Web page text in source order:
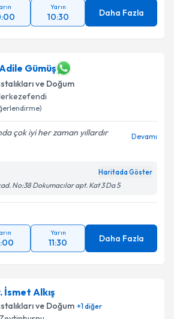
Yarın
10:30 Daha Fazla
Gümüş
ve Doğum
çok iyi her zaman yıllardır
Devamı
Haritada Göster
No:38 Dokumacılar apt. Kat 3 Da 5
Yarın
11:30 Daha Fazla
İsmet Alkış
ve Doğum +1diğer